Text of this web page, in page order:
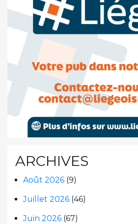
ARCHIVES
Août 2026 (9)
Juillet 2026 (46)
Juin 2026 (67)